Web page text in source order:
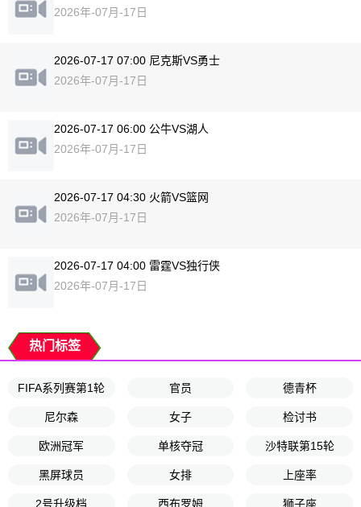
2026年-07月-17日
2026-07-17 07:00 尼克斯VS勇士
2026年-07月-17日
2026-07-17 06:00 公牛VS湖人
2026年-07月-17日
2026-07-17 04:30 火箭VS篮网
2026年-07月-17日
2026-07-17 04:00 雷霆VS独行侠
2026年-07月-17日
热门标签
FIFA系列赛第1轮 官员 德青杯
尼尔森 女子 检讨书
欧洲冠军 单核夺冠 沙特联第15轮
黑屏球员 女排 上座率
2号升级档 西布罗姆 狮子座